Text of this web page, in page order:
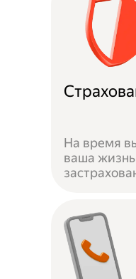
На время
ваша